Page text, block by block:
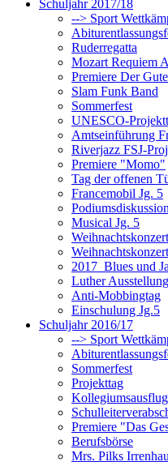
Schuljahr 2017/18
--> Sport
Ruderregatta
Mozart Requiem
Premiere Der
Slam Funk Band
Sommerfest
UNESCO-
Amtseinführung
Riverjazz FSJ-
Premiere "Momo"
Tag der offenen
Francemobil Jg. 5
Musical Jg. 5
2017_Blues und
Luther Ausstellung
Anti-Mobbingtag
Einschulung Jg.5
Schuljahr 2016/17
--> Sport
Sommerfest
Projekttag
Kollegiumsausflug
Premiere "Das
Berufsbörse
Mrs. Pilks